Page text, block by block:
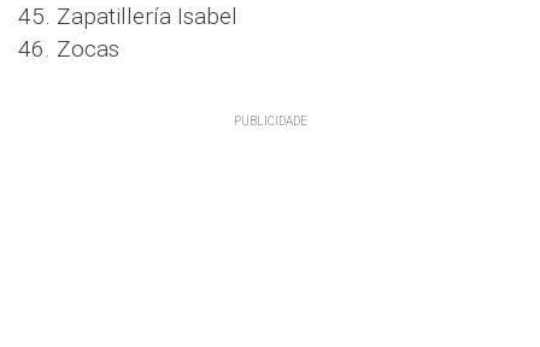
45. Zapatillería Isabel
46. Zocas